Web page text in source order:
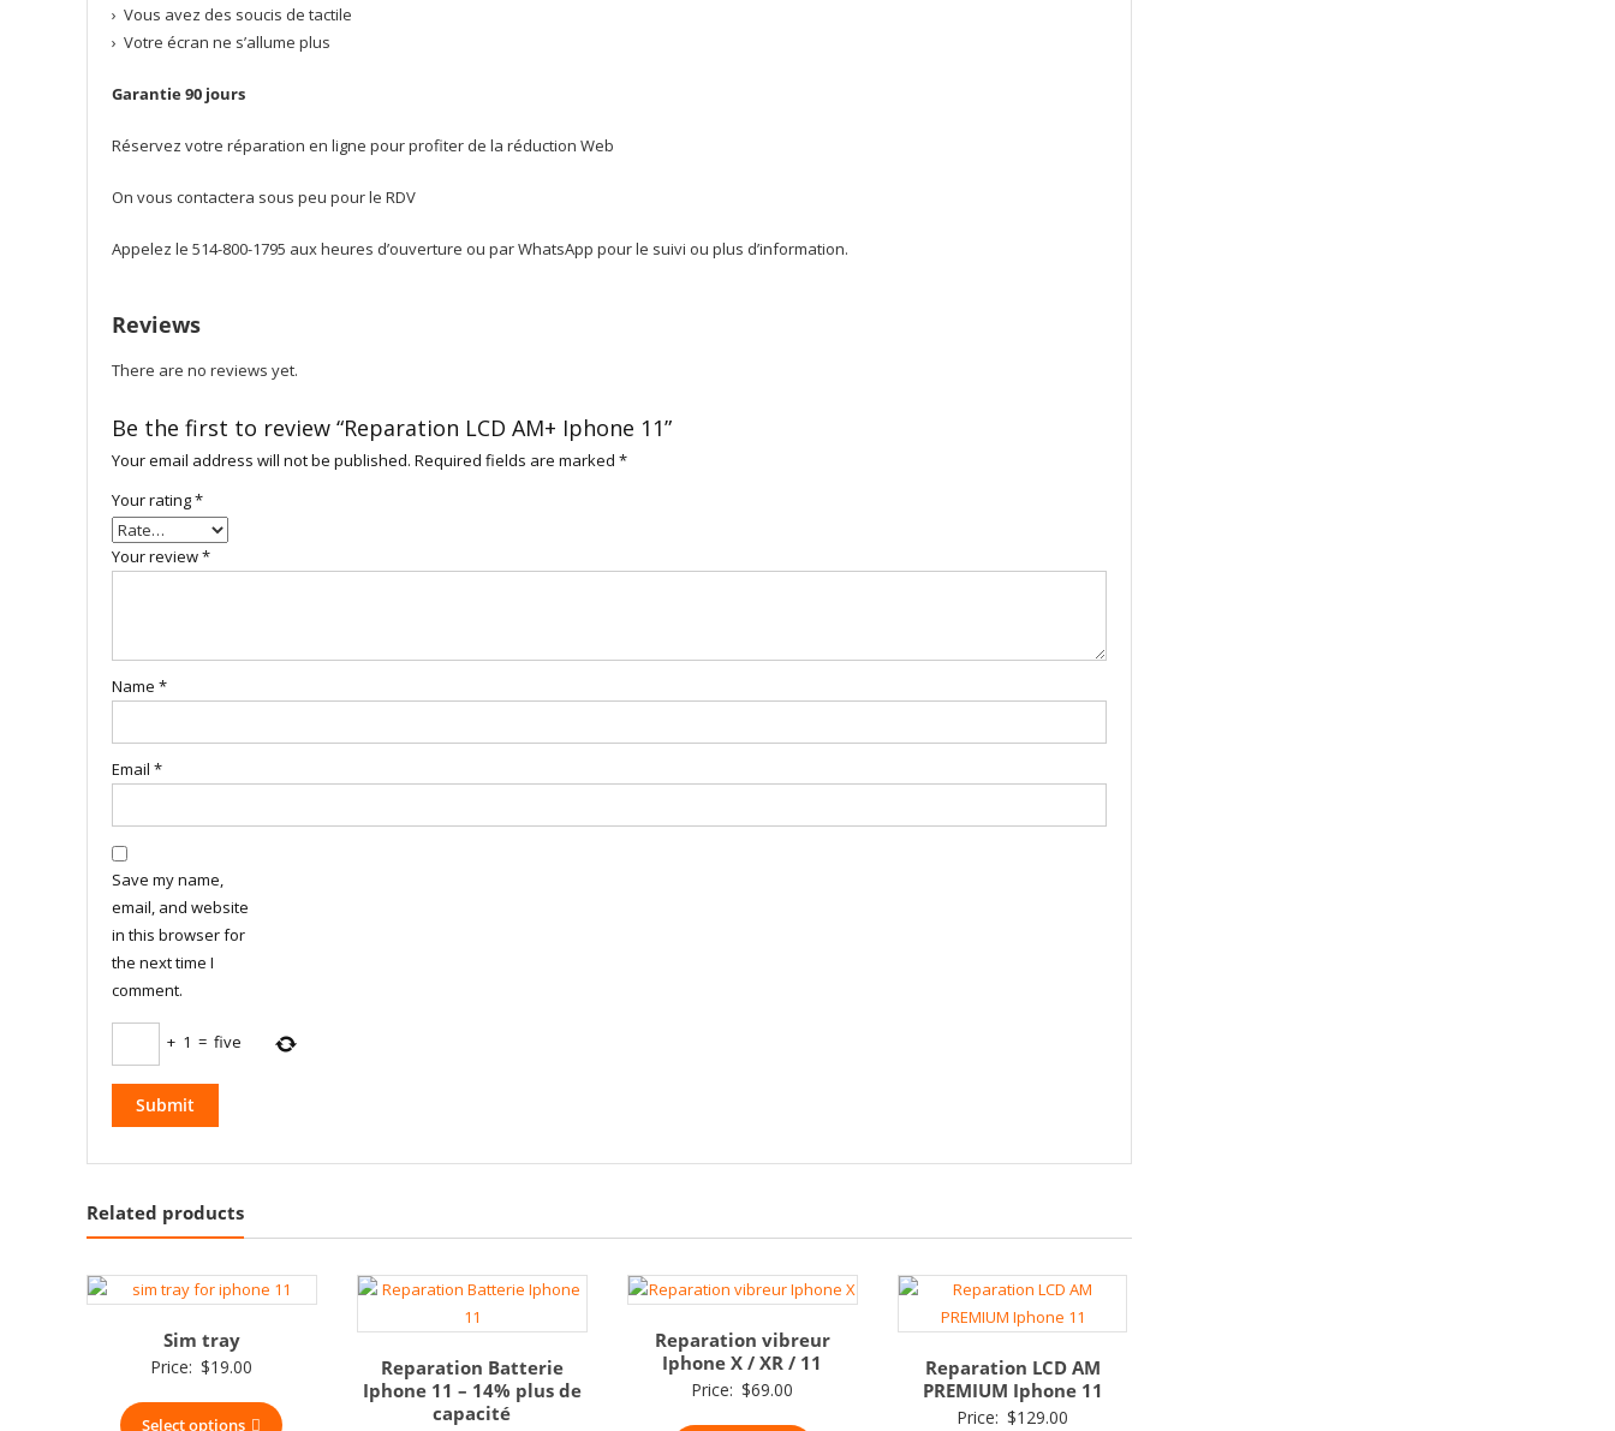
› Vous avez des soucis de tactile
› Votre écran ne s’allume plus
Garantie 90 jours
Réservez votre réparation en ligne pour profiter de la réduction Web
On vous contactera sous peu pour le RDV
Appelez le 514-800-1795 aux heures d’ouverture ou par WhatsApp pour le suivi ou plus d’information.
Reviews
There are no reviews yet.
Be the first to review “Reparation LCD AM+ Iphone 11”
Your email address will not be published. Required fields are marked *
Your rating*
Your review*
Name *
Email *
Save my name,
email, and website
in this browser for
the next time I
comment.
+ 1 = five
Related products
Sim tray
Price: $19.00
Select options
Reparation Batterie
Iphone 11 – 14% plus de
capacité
Reparation vibreur
Iphone X / XR / 11
Price: $69.00
Reparation LCD AM
PREMIUM Iphone 11
Price: $129.00